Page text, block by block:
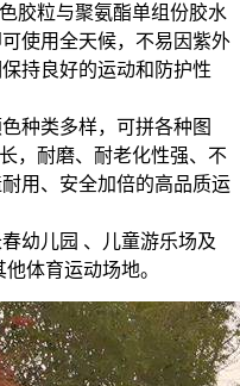
胶粒与聚氨酯单组份胶水
使用全天候，不易因紫外
持良好的运动和防护性
种类多样，可拼各种图
，耐磨、耐老化性强、不
用、安全加倍的高品质运
幼儿园 、儿童游乐场及
体育运动场地。